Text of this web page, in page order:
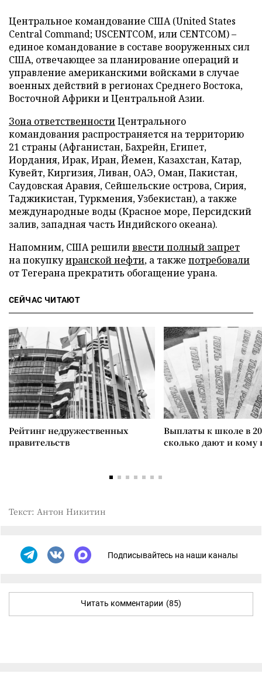
Центральное командование США (United States
Central Command; USCENTCOM, или CENTCOM) –
единое командование в составе вооруженных сил
США, отвечающее за планирование операций и
управление американскими войсками в случае
военных действий в регионах Среднего Востока,
Восточной Африки и Центральной Азии.
Зона ответственностиЦентрального
командования распространяется на территорию
21 страны (Афганистан, Бахрейн, Египет,
Иордания, Ирак, Иран, Йемен, Казахстан, Катар,
Кувейт, Киргизия, Ливан, ОАЭ, Оман, Пакистан,
Саудовская Аравия, Сейшельские острова, Сирия,
Таджикистан, Туркмения, Узбекистан), а также
международные воды (Красное море, Персидский
залив, западная часть Индийского океана).
Напомним, США решиливвести полный запрет
на покупкуиранской нефти, а также потребовали
от Тегерана прекратить обогащение урана.
СЕЙЧАС ЧИТАЮТ
Рейтинг недружественных
правительств
Выплаты к школе в
сколько дают и
Текст: Антон Никитин
Подписывайтесь на наши каналы
Читать комментарии (85)